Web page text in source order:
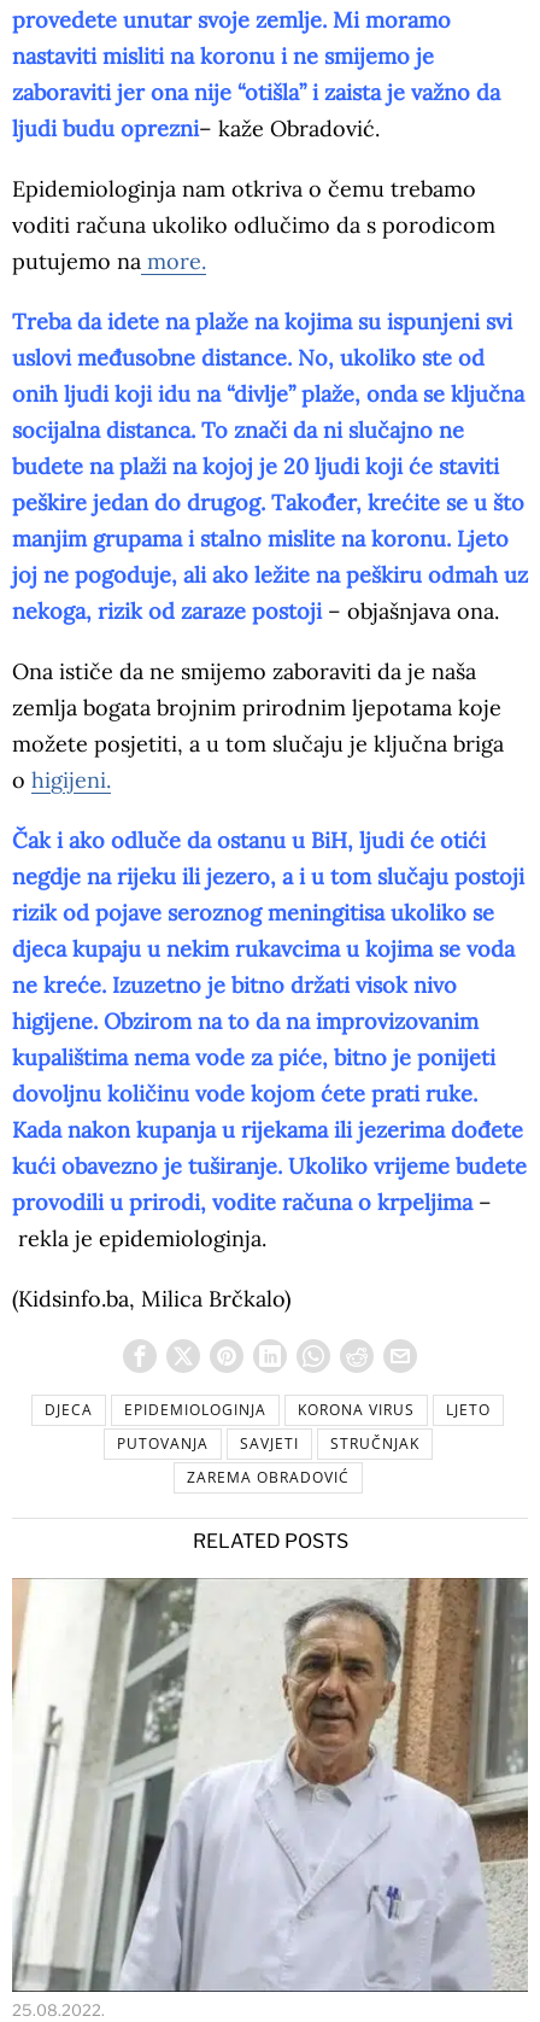
provedete unutar svoje zemlje. Mi moramo
nastaviti misliti na koronu i ne smijemo je
zaboraviti jer ona nije “otišla” i zaista je važno da
ljudi budu oprezni– kaže Obradović.
Epidemiologinja nam otkriva o čemu trebamo
voditi računa ukoliko odlučimo da s porodicom
putujemo na more.
Treba da idete na plaže na kojima su ispunjeni svi
uslovi međusobne distance. No, ukoliko ste od
onih ljudi koji idu na “divlje” plaže, onda se ključna
socijalna distanca. To znači da ni slučajno ne
budete na plaži na kojoj je 20 ljudi koji će staviti
peškire jedan do drugog. Također, krećite se u što
manjim grupama i stalno mislite na koronu. Ljeto
joj ne pogoduje, ali ako ležite na peškiru odmah uz
nekoga, rizik od zaraze postoji – objašnjava ona.
Ona ističe da ne smijemo zaboraviti da je naša
zemlja bogata brojnim prirodnim ljepotama koje
možete posjetiti, a u tom slučaju je ključna briga
o higijeni.
Čak i ako odluče da ostanu u BiH, ljudi će otići
negdje na rijeku ili jezero, a i u tom slučaju postoji
rizik od pojave seroznog meningitisa ukoliko se
djeca kupaju u nekim rukavcima u kojima se voda
ne kreće. Izuzetno je bitno držati visok nivo
higijene. Obzirom na to da na improvizovanim
kupalištima nema vode za piće, bitno je ponijeti
dovoljnu količinu vode kojom ćete prati ruke.
Kada nakon kupanja u rijekama ili jezerima dođete
kući obavezno je tuširanje. Ukoliko vrijeme budete
provodili u prirodi, vodite računa o krpeljima–
rekla je epidemiologinja.
(Kidsinfo.ba, Milica Brčkalo)
DJECA EPIDEMIOLOGINJA KORONA VIRUS
LJETO
PUTOVANJA
SAVJETI
STRUČNJAK
ZAREMA OBRADOVIĆ
RELATED POSTS
25.08.2022.